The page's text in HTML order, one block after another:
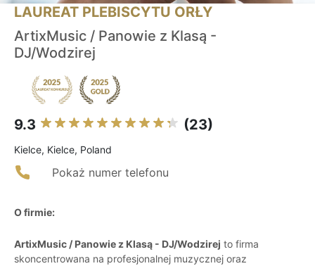
LAUREAT PLEBISCYTU ORŁY
ArtixMusic / Panowie z Klasą -
DJ/Wodzirej
9.3 (23)
Kielce, Kielce, Poland
Pokaż numer telefonu
O firmie:
ArtixMusic / Panowie z Klasą - DJ/Wodzirej to firma
skoncentrowana na profesjonalnej muzycznej oraz